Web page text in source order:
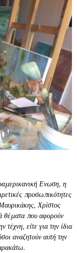
Ενωση, η
προσωπικότητες
Χρίστος
θέματα που αφορούν
τέχνη, είτε για την ίδια
αναζητούν αυτή την